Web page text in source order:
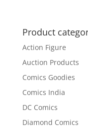
Product
Action Figure
Auction Products
Comics Goodies
Comics India
DC Comics
Diamond Comics